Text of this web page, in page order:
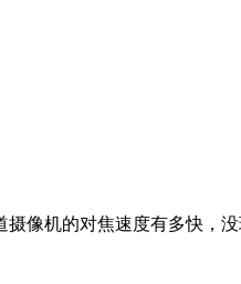
像机的对焦速度有多快，